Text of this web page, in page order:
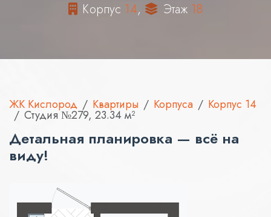
Корпус 14, Этаж 18
ЖК Кислород Квартиры Корпуса Корпус 14
Студия №279, 23.34 м²
Детальная планировка — всё на
виду!